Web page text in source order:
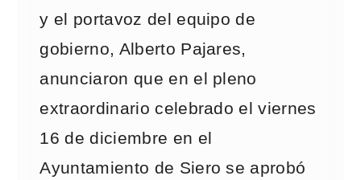
y el portavoz del equipo de
gobierno, Alberto Pajares,
anunciaron que en el pleno
extraordinario celebrado el viernes
16 de diciembre en el
Ayuntamiento de Siero se aprobó